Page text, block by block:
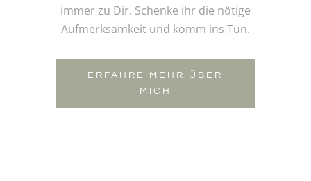
immer zu Dir. Schenke ihr die nötige
Aufmerksamkeit und komm ins Tun.
ERFAHRE MEHR ÜBER
MICH